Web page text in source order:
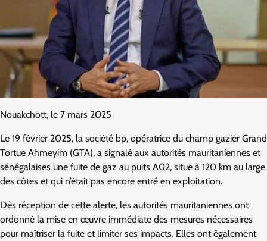
Nouakchott, le 7 mars 2025
Le 19 février 2025, la société bp, opératrice du champ gazier Grand
Tortue Ahmeyim (GTA), a signalé aux autorités mauritaniennes et
sénégalaises une fuite de gaz au puits A02, situé à 120 km au large
des côtes et qui n’était pas encore entré en exploitation.
Dès réception de cette alerte, les autorités mauritaniennes ont
ordonné la mise en œuvre immédiate des mesures nécessaires
pour maîtriser la fuite et limiter ses impacts. Elles ont également